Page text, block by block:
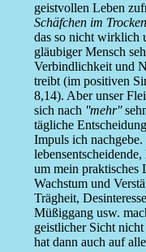
geistvollen Leben
Schäfchen im
das so nicht wirklich
gläubiger Mensch
Verbindlichkeit und
treibt (im positiven
8,14). Aber unser
sich nach ''mehr''
tägliche
Impuls ich
um mein praktisches
Wachstum und
Trägheit,
Müßiggang usw.
geistlicher Sicht
hat dann auch auf